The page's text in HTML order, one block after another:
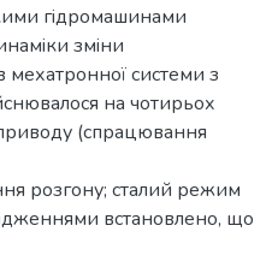
гiдромашинами
змiни
системи з
на чотирьох
(спрацювання
розгону; сталий режим
встановлено, що